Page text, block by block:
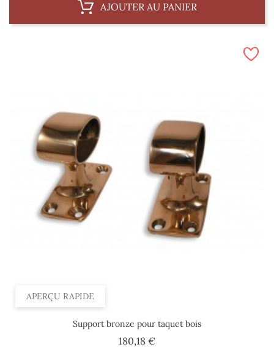
AJOUTER AU PANIER
APERÇU RAPIDE
Support bronze pour taquet bois
180,18 €Prix